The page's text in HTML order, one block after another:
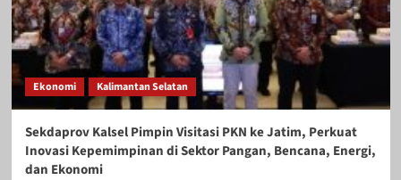
Ekonomi Kalimantan Selatan
Sekdaprov Kalsel Pimpin Visitasi PKN ke Jatim, Perkuat
Inovasi Kepemimpinan di Sektor Pangan, Bencana, Energi,
dan Ekonomi